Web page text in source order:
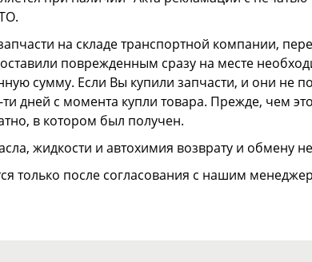
на складе транспортной компании,
поврежденным сразу на месте
сумму. Если Вы купили запчасти, и они не
дней с момента купли товара. Прежде, чем
в котором был получен.
жидкости и автохимия возврату и обмену
только после согласования с нашим